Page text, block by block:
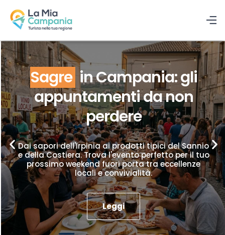
Sagre in Campania: gli
appuntamenti da non
perdere
Dai sapori dell'Irpinia ai prodotti tipici del Sannio
e della Costiera. Trova l'evento perfetto per il tuo
prossimo weekend fuori porta tra eccellenze
locali e convivialità.
Leggi